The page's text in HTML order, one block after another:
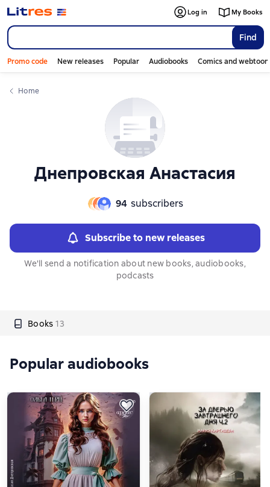
Find
Log in My Books
Promo code New releases Popular Audiobooks Comics and
Home
Днепровская Анастасия
94 subscribers
Subscribe to new releases
We'll send a notification about new books, audiobooks,
podcasts
Books 13
Слайдер с книгами
Popular audiobooks